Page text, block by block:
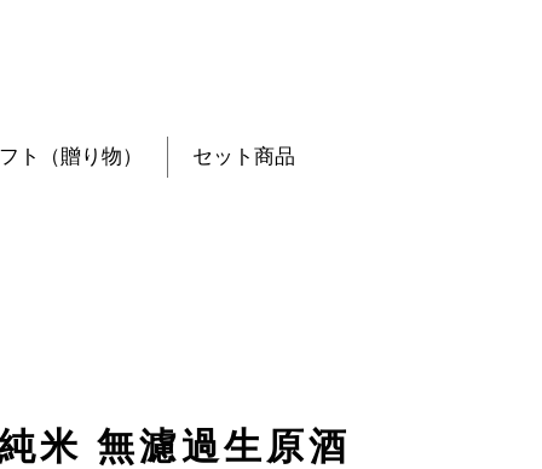
ト（贈り物） セット商品
米 無濾過生原酒